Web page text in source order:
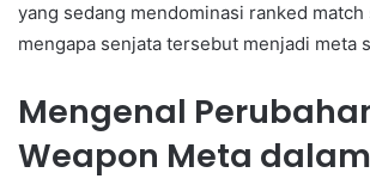
yang sedang mendominasi ranked match
mengapa senjata tersebut menjadi meta
Mengenal
Weapon Meta